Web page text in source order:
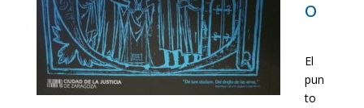
o
El
pun
to